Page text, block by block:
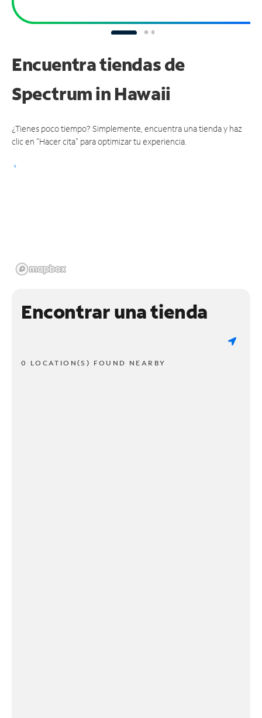
Encuentra tiendas de
Spectrumin Hawaii
¿Tienes poco tiempo? Simplemente, encuentra una tienda y haz
clic en "Hacer cita" para optimizar tu experiencia.
Encontrar una tienda
0 LOCATION(S) FOUND NEARBY